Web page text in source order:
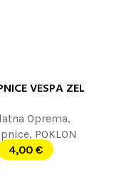
VESPA ZEL
Oprema,
, POKLON
4,00 €